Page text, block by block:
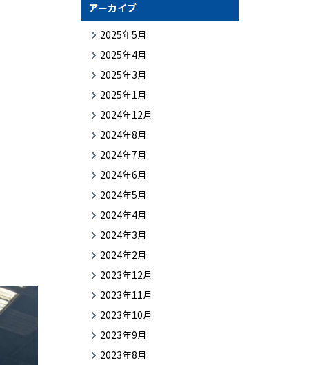
アーカイブ
2025年5月
2025年4月
2025年3月
2025年1月
2024年12月
2024年8月
2024年7月
2024年6月
2024年5月
2024年4月
2024年3月
2024年2月
2023年12月
2023年11月
2023年10月
2023年9月
2023年8月